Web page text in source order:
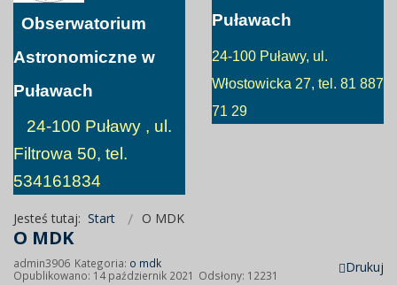
Obserwatorium
Astronomiczne w
Puławach
24-100 Puławy , ul.
Filtrowa 50, tel.
534161834
Puławach
24-100 Puławy, ul.
Włostowicka 27, tel. 81 887
71 29
Jesteś tutaj: Start O MDK
O MDK
Drukuj
admin3906 Kategoria: o mdk
Opublikowano: 14 październik 2021 Odsłony: 12231